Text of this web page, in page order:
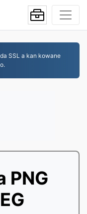
SSL a kan kowane
PNG